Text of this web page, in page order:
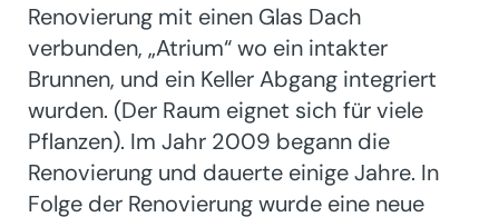
Renovierung mit einen Glas Dach
verbunden, „Atrium“ wo ein intakter
Brunnen, und ein Keller Abgang integriert
wurden. (Der Raum eignet sich für viele
Pflanzen). Im Jahr 2009 begann die
Renovierung und dauerte einige Jahre. In
Folge der Renovierung wurde eine neue